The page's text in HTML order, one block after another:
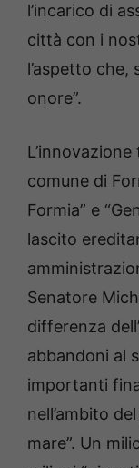
l’incarico di
città con i
l’aspetto
onore”.
comune di
Formia” e
lascito
Senatore
differenza
abbandoni al
importanti
nell’ambito
mare”. Un